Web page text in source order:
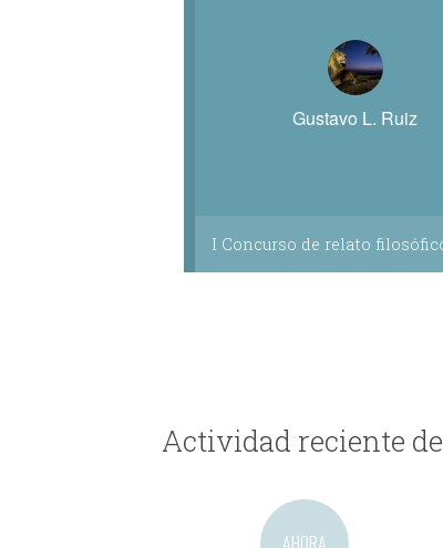
Gustavo L. Ruiz
I Concurso de relato
Actividad reciente